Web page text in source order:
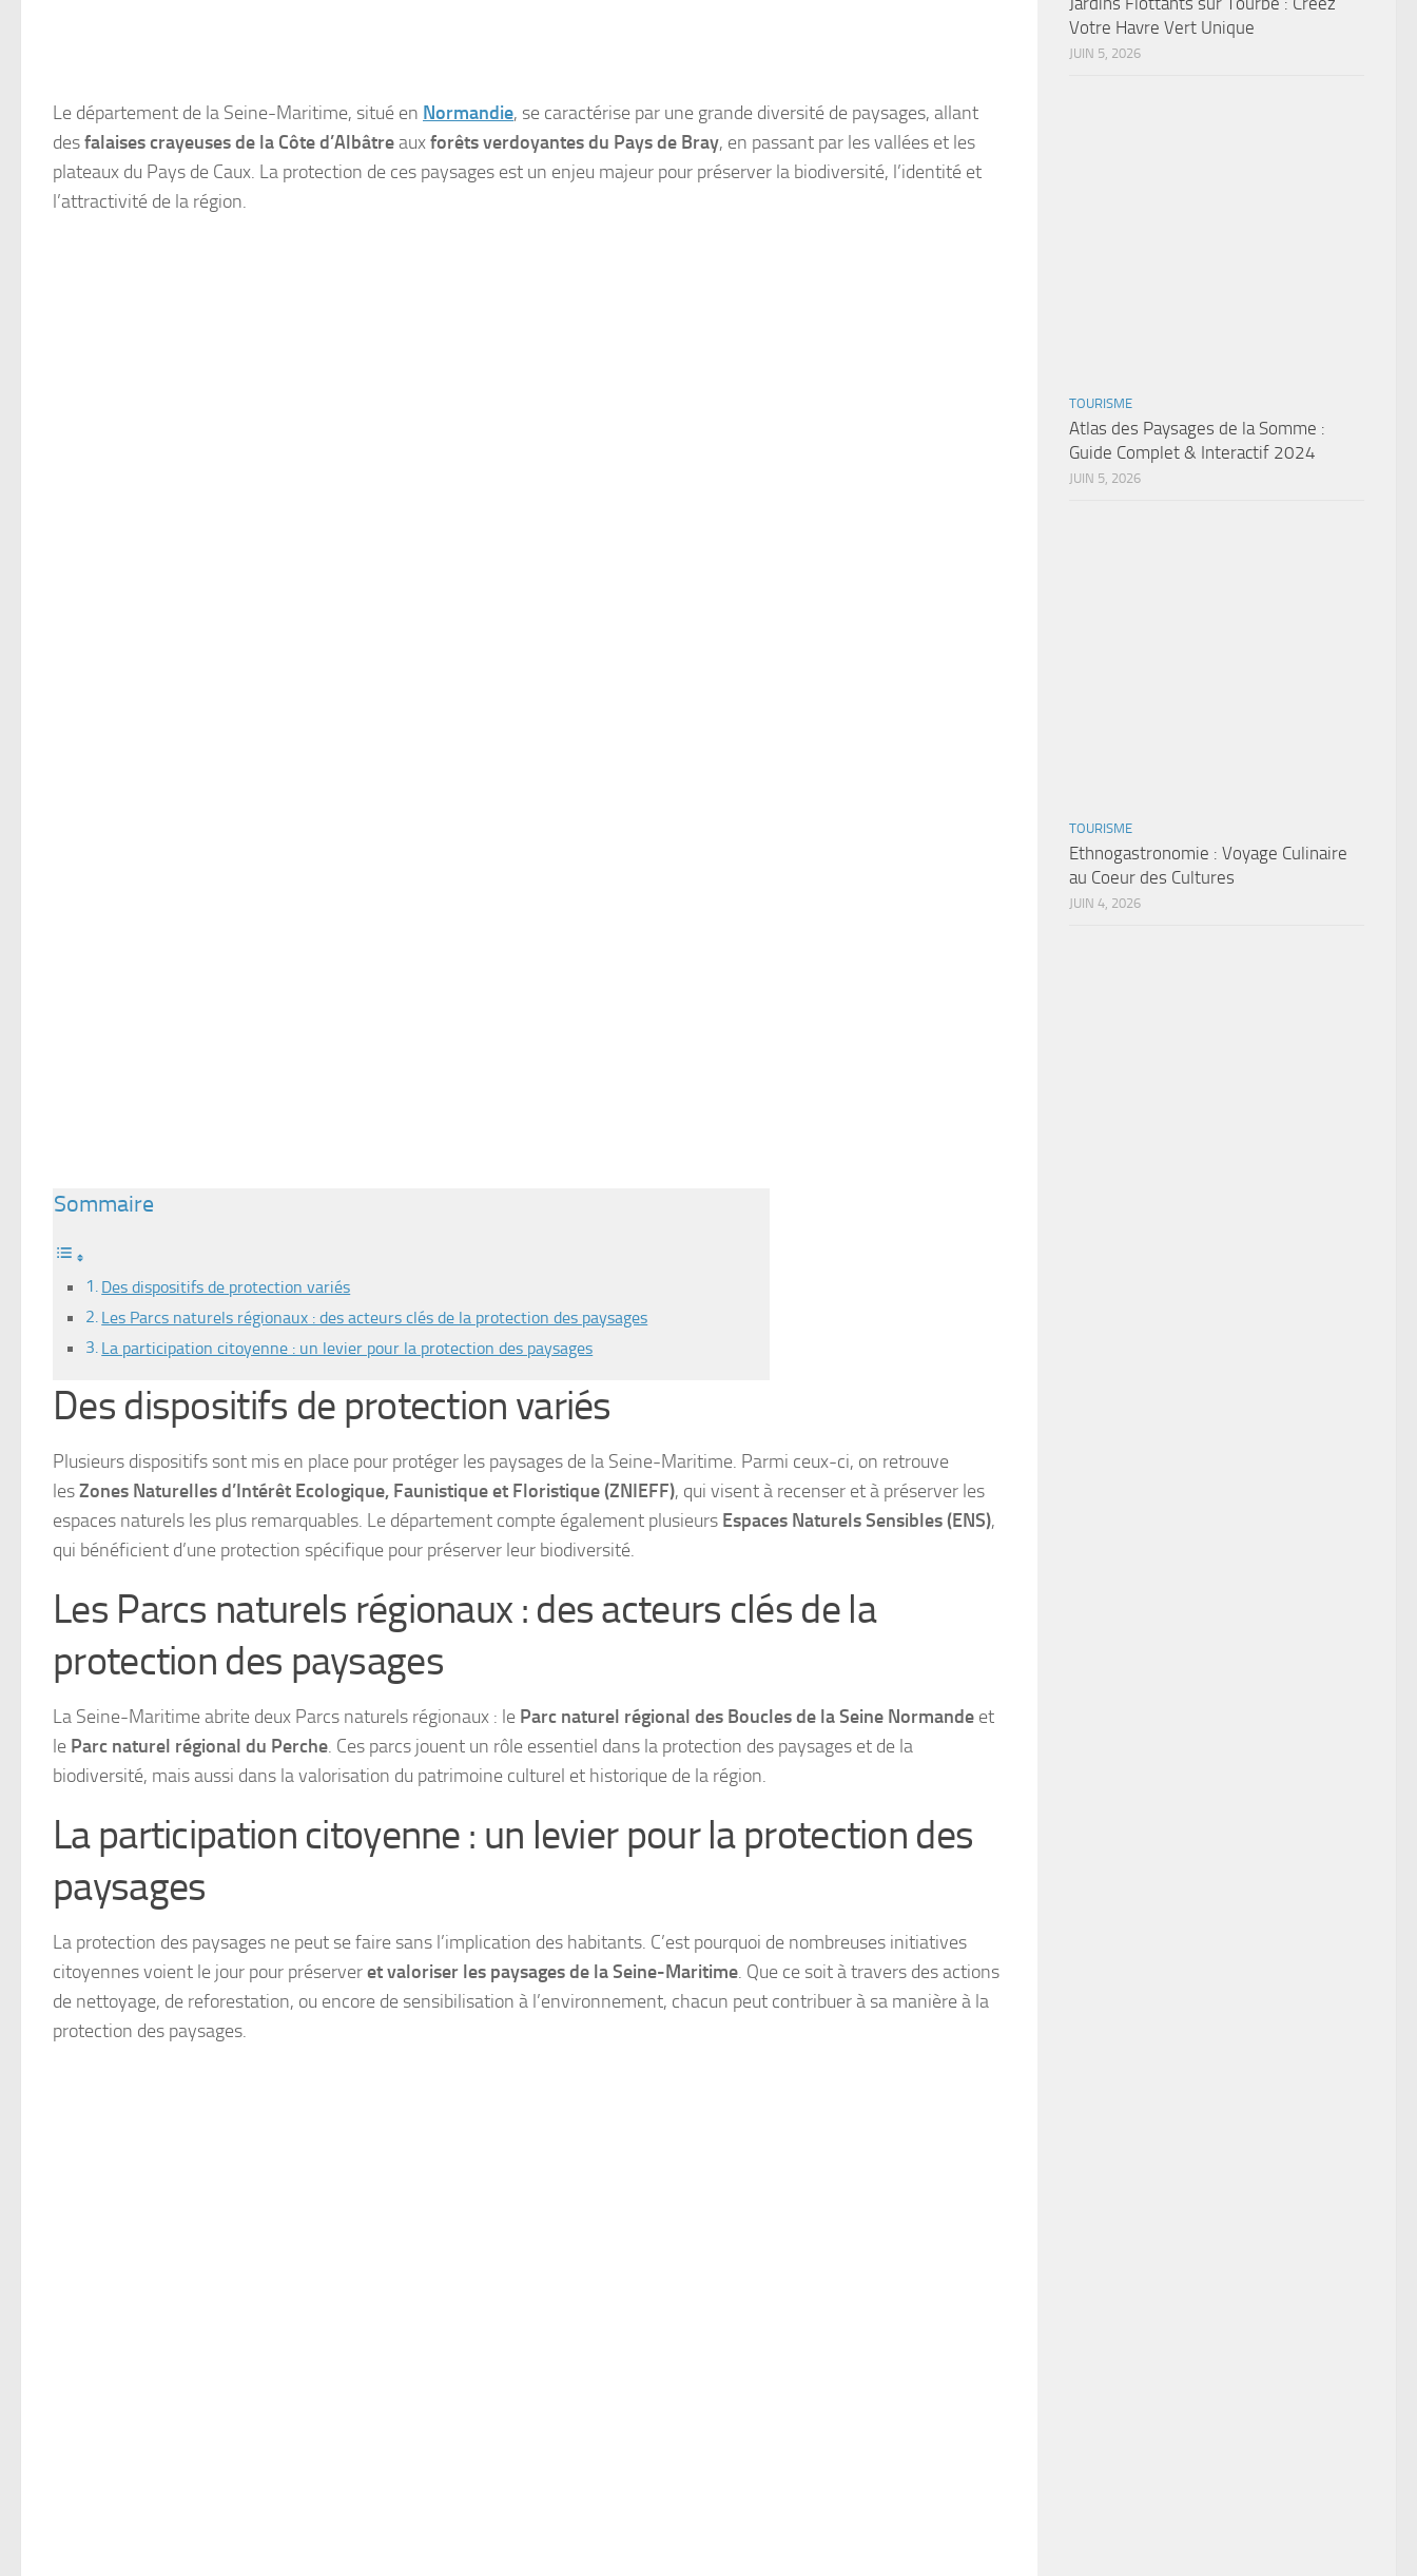
Le département de la Seine-Maritime, situé en Normandie, se caractérise par une grande diversité de paysages, allant
desfalaises crayeuses de la Côte d’Albâtreauxforêts verdoyantes du Pays de Bray, en passant par les vallées et les
plateaux du Pays de Caux. La protection de ces paysages est un enjeu majeur pour préserver la biodiversité, l’identité et
l’attractivité de la région.
Sommaire
Des dispositifs de protection variés
Les Parcs naturels régionaux : des acteurs clés de la protection des paysages
La participation citoyenne : un levier pour la protection des paysages
Des dispositifs de protection variés
Plusieurs dispositifs sont mis en place pour protéger les paysages de la Seine-Maritime. Parmi ceux-ci, on retrouve
lesZones Naturelles d’Intérêt Ecologique, Faunistique et Floristique (ZNIEFF), qui visent à recenser et à préserver les
espaces naturels les plus remarquables. Le département compte également plusieurs Espaces Naturels Sensibles (ENS),
qui bénéficient d’une protection spécifique pour préserver leur biodiversité.
Les Parcs naturels régionaux : des acteurs clés de la
protection des paysages
La Seine-Maritime abrite deux Parcs naturels régionaux : le Parc naturel régional des Boucles de la Seine Normande et
le Parc naturel régional du Perche. Ces parcs jouent un rôle essentiel dans la protection des paysages et de la
biodiversité, mais aussi dans la valorisation du patrimoine culturel et historique de la région.
La participation citoyenne : un levier pour la protection des
paysages
La protection des paysages ne peut se faire sans l’implication des habitants. C’est pourquoi de nombreuses initiatives
citoyennes voient le jour pour préserveret valoriser les paysages de la Seine-Maritime. Que ce soit à travers des actions
de nettoyage, de reforestation, ou encore de sensibilisation à l’environnement, chacun peut contribuer à sa manière à la
protection des paysages.
Votre Havre Vert Unique
JUIN 5, 2026
TOURISME
Atlas des Paysages de la Somme :
Guide Complet & Interactif 2024
JUIN 5, 2026
TOURISME
Ethnogastronomie : Voyage Culinaire
au Coeur des Cultures
JUIN 4, 2026